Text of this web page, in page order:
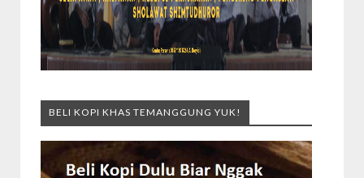
BELI KOPI KHAS TEMANGGUNG YUK!